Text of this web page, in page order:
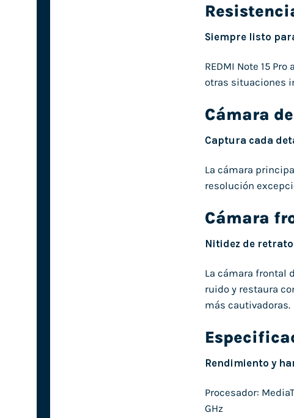
Siempre listo
REDMI Note 15
otras situaciones
Cámara
Captura cada
La cámara
resolución
Cámara
Nitidez de
La cámara frontal
ruido y restaura
más cautivadoras.
Rendimiento y
Procesador:
GHz